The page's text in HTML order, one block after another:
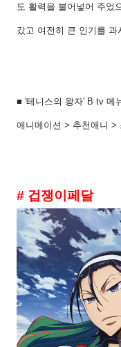
도 활력을 불어넣어 주었
갔고 여전히 큰 인기를 과
■ '테니스의 왕자' B tv 메
애니메이션 > 추천애니 >
# 겁쟁이페달